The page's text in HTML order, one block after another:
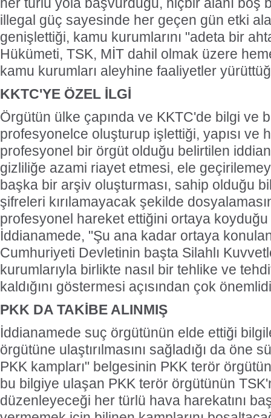
illegal güç sayesinde her geçen gün etki
genişlettiği, kamu kurumlarını "adeta bir
Hükümeti, TSK, MİT dahil olmak üzere
kamu kurumları aleyhine faaliyetler
KKTC'YE ÖZEL İLGİ
Örgütün ülke çapında ve KKTC'de bilgi ve
profesyonelce oluşturup işlettiği, yapısı ve
profesyonel bir örgüt olduğu belirtilen
gizliliğe azami riayet etmesi, ele
başka bir arşiv oluşturması, sahip olduğu
şifreleri kırılamayacak şekilde
profesyonel hareket ettiğini ortaya koyduğu
İddianamede, "Şu ana kadar ortaya
Cumhuriyeti Devletinin başta Silahlı
kurumlarıyla birlikte nasıl bir tehlike ve
kaldığını göstermesi açısından çok
PKK DA TAKİBE ALINMIŞ
İddianamede suç örgütünün elde ettiği
örgütüne ulaştırılmasını sağladığı da öne
PKK kampları" belgesinin PKK terör
bu bilgiye ulaşan PKK terör örgütünün
düzenleyeceği her türlü hava harekatını